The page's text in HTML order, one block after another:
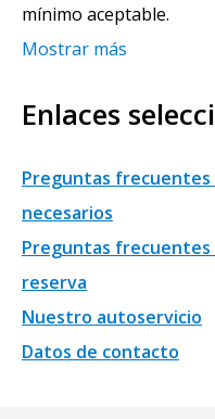
mínimo aceptable.
Mostrar más
Enlaces
Preguntas
necesarios
Preguntas frecuentes
reserva
Nuestro autoservicio
Datos de contacto